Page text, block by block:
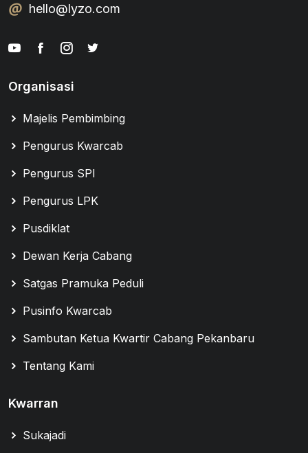
hello@lyzo.com
Organisasi
Majelis Pembimbing
Pengurus Kwarcab
Pengurus SPI
Pengurus LPK
Pusdiklat
Dewan Kerja Cabang
Satgas Pramuka Peduli
Pusinfo Kwarcab
Sambutan Ketua Kwartir Cabang Pekanbaru
Tentang Kami
Kwarran
Sukajadi